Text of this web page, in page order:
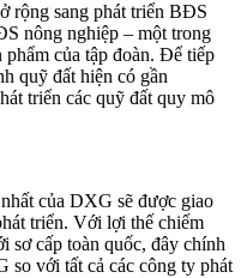
rộng sang phát triển BĐS
nông nghiệp – một trong
phẩm của tập đoàn. Để tiếp
quỹ đất hiện có gần
triển các quỹ đất quy mô
của DXG sẽ được giao
triển. Với lợi thế chiếm
sơ cấp toàn quốc, đây chính
so với tất cả các công ty phát